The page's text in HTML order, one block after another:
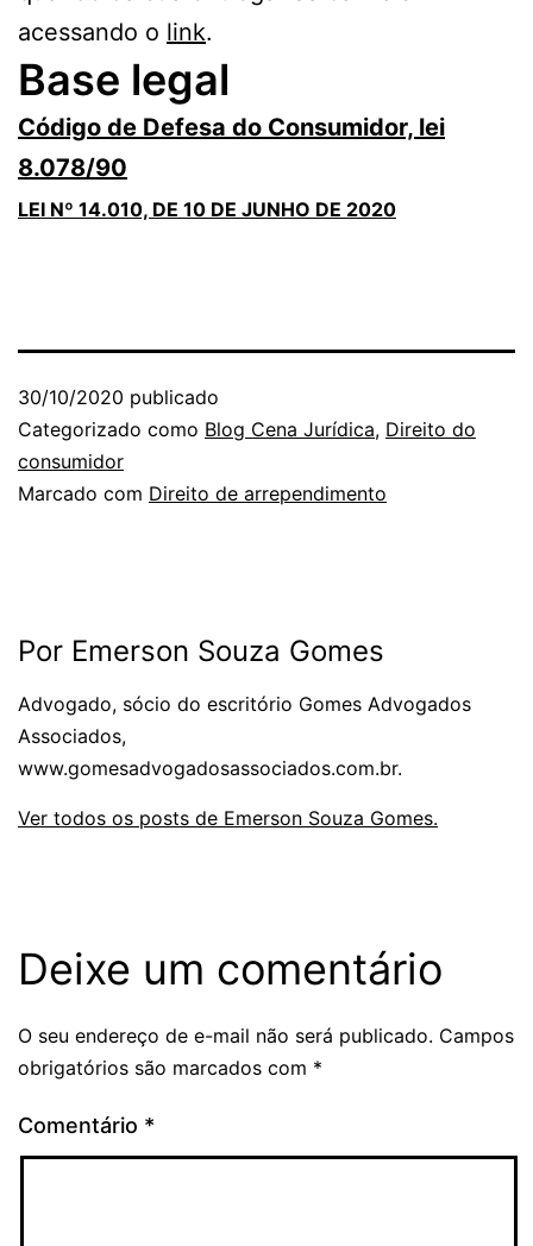
acessando o link.
Base legal
Código de Defesa do Consumidor, lei
8.078/90
LEI Nº 14.010, DE 10 DE JUNHO DE 2020
30/10/2020 publicado
Categorizado como Blog Cena Jurídica, Direito do
consumidor
Marcado com Direito de arrependimento
Por Emerson Souza Gomes
Advogado, sócio do escritório Gomes Advogados
Associados,
www.gomesadvogadosassociados.com.br.
Ver todos os posts de Emerson Souza Gomes.
Deixe um comentário
O seu endereço de e-mail não será publicado. Campos
obrigatórios são marcados com *
Comentário *